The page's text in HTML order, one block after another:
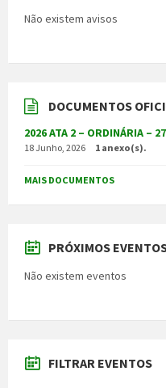
Não existem avisos
DOCUMENTOS
2026 ATA 2 – ORDINÁRIA –
18 Junho, 2026 1 anexo(s).
MAIS DOCUMENTOS
PRÓXIMOS
Não existem eventos
FILTRAR EVENTOS